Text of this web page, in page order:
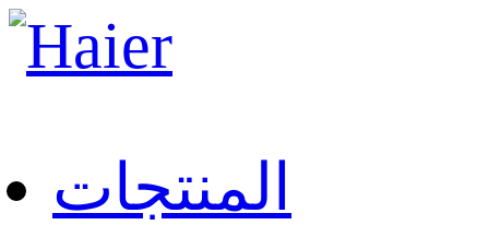
المنتجات